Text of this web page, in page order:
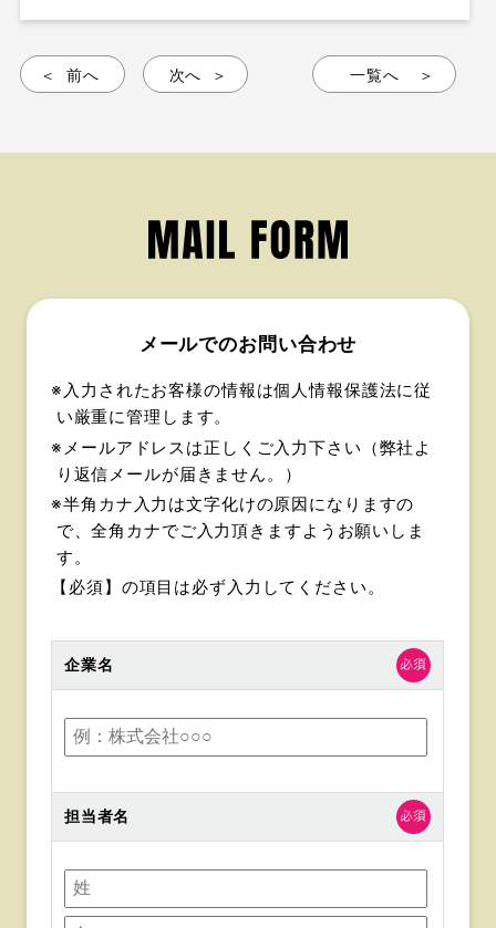
一覧へ
前へ 次へ
メールでのお問い合わせ
※入力されたお客様の情報は個人情報保護法に従
い厳重に管理します。
※メールアドレスは正しくご入力下さい（弊社よ
り返信メールが届きません。）
※半角カナ入力は文字化けの原因になりますの
で、全角カナでご入力頂きますようお願いしま
す。
【必須】 の項目は必ず入力してください。
企業名
担当者名